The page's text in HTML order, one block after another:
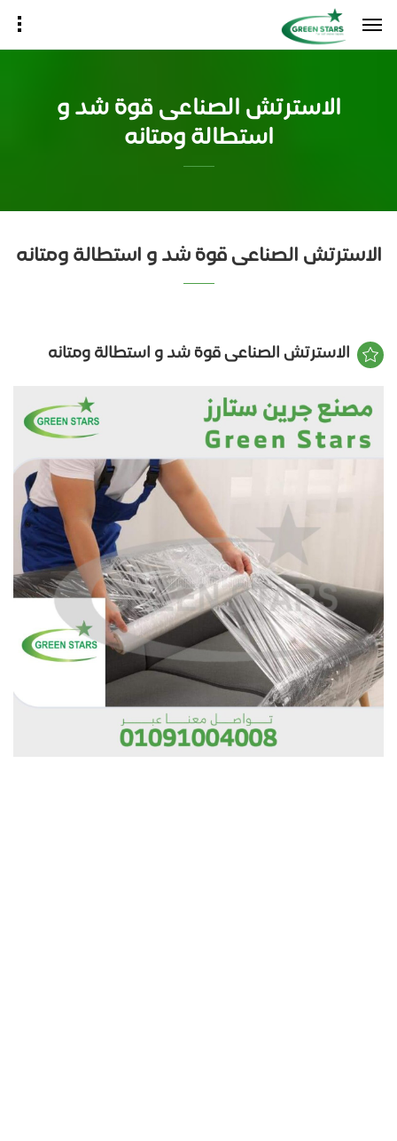
الاسترتش الصناعى قوة شد و
استطالة ومتانه
الاسترتش الصناعى قوة شد و استطالة ومتانه
الاسترتش الصناعى قوة شد و استطالة ومتانه